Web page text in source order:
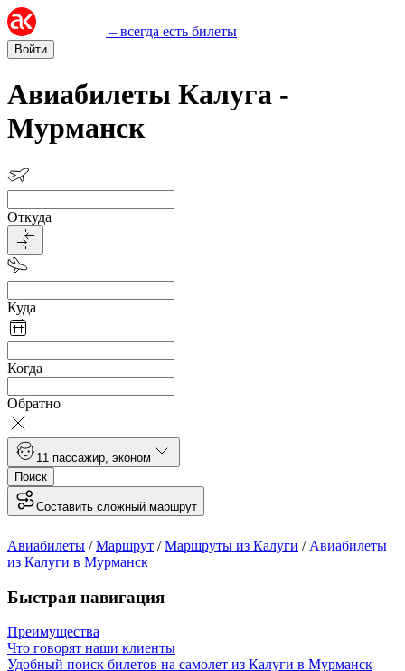
– всегда есть билеты
Войти
Авиабилеты Калуга -
Мурманск
Откуда
Куда
Когда
Обратно
1 1 пассажир эконом
Поиск
Составить сложный маршрут
Авиабилеты /Маршрут /Маршруты из Калуги / Авиабилеты
из Калуги в Мурманск
Быстрая навигация
Преимущества
Что говорят наши клиенты
Удобный поиск билетов на самолет из Калуги в Мурманск